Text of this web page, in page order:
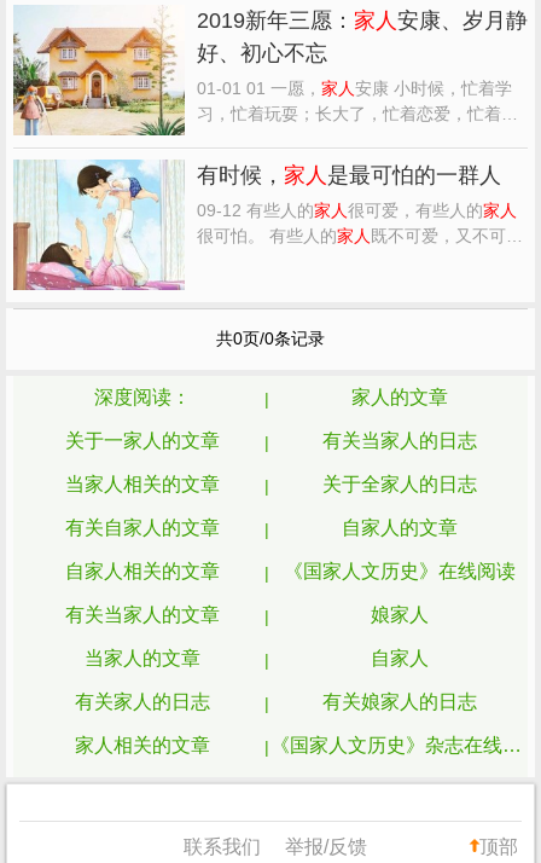
离异女人。命运如此悲惨的她，却有一直深
家人 ，让她在最悲伤最无力的时候没
有失去希望。重新面对生...
2019新年三愿： 家人 安康、岁月静
好、初心不忘
01-01 01 一愿， 家人安康 小时候，忙着学
习，忙着玩耍；长大了，忙着恋爱，忙着工
中。 却常常忘记，父母已渐渐老去，更需要
陪伴与爱 也常常忘记，家，才是我们一生的
所在，永远的港湾。 家，不需要大富大贵，
全家安康、平平...
有时候， 家人 是最可怕的一群人
09-12 有些人的家人很可爱，有些人的家人
很可怕。 有些人的家人 既不可爱，又不可
这好恐怖呀！ 好恐怖？什么事情好恐怖？
ldquo;家人不能随便换！这是很恐怖的事
共0页/0条记录
深度阅读： 家人的文章
关于一家人的文章 有关当家人的日志
当家人相关的文章 关于全家人的日志
有关自家人的文章 自家人的文章
自家人相关的文章 《国家人文历史》在线阅读
有关当家人的文章 娘家人
当家人的文章 自家人
有关家人的日志 有关娘家人的日志
家人相关的文章 《国家人文历史》杂志在线阅读
有关家人的文章 娘家人的文章
顶部
联系我们 举报/反馈